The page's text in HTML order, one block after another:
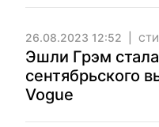
26.08.2023 12:52
Эшли Грэм
сентябрьского
Vogue